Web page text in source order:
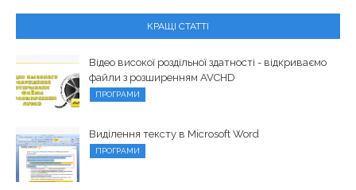
КРАЩІ СТАТТІ
Відео високої роздільної здатності - відкриваємо
файли з розширенням AVCHD
ПРОГРАМИ
Виділення тексту в Microsoft Word
ПРОГРАМИ